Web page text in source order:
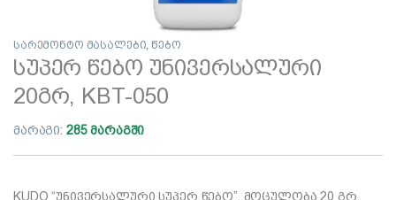
სარემონტო მასალები, წებო
სუპერ წებო უნივერსალური
20გრ, KBT-050
მარაგი: 285 მარაგში
KUDO “უნივერსალური სუპერ წებო”. მოცულობა 20 გრ.